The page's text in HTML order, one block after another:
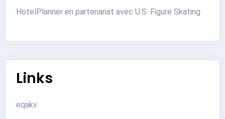
HotelPlanner en partenariat avec U.S. Figure Skating
Links
eqakv